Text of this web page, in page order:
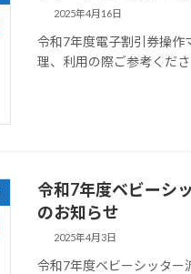
2025年4月16日
令和7年度電子割引券操作
理、利用の際ご参考くだ
令和7年度ベビーシ
のお知らせ
2025年4月3日
令和7年度ベビーシッター